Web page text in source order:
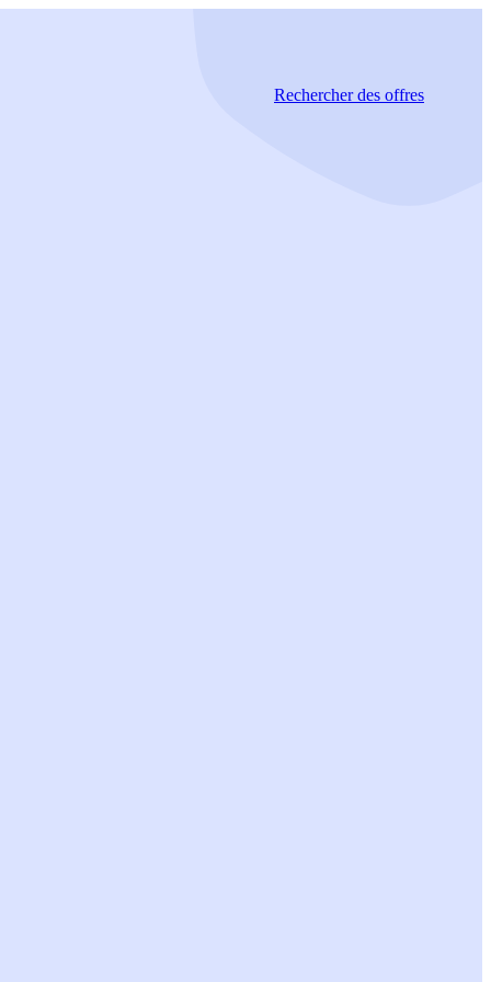
Rechercherdes offres